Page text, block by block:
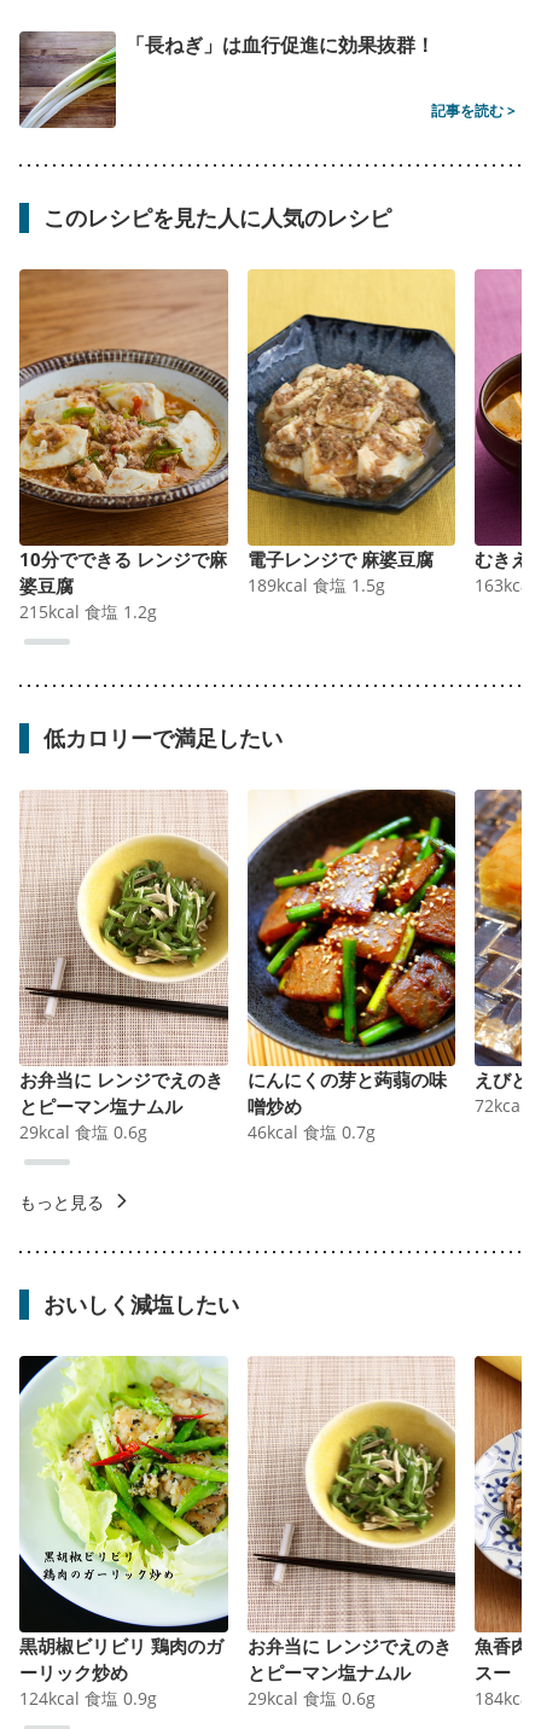
「長ねぎ」は血行促進に効果抜群！
記事を読む >
このレシピを見た人に人気のレシピ
10分でできる レンジで麻
婆豆腐
215kcal 食塩 1.2g
電子レンジで 麻婆豆腐
189kcal 食塩 1.5g
むきえ
163kcal
低カロリーで満足したい
お弁当に レンジでえのき
とピーマン塩ナムル
29kcal 食塩 0.6g
にんにくの芽と蒟蒻の味
噌炒め
46kcal 食塩 0.7g
えびと
72kcal
もっと見る
おいしく減塩したい
黒胡椒ビリビリ 鶏肉のガ
ーリック炒め
124kcal 食塩 0.9g
お弁当に レンジでえのき
とピーマン塩ナムル
29kcal 食塩 0.6g
魚香肉
スー
184kcal